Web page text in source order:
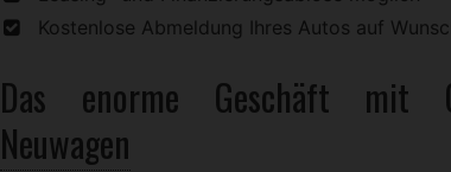
Kostenlose Abmeldung Ihres Autos auf
Das enorme Geschäft mit
Neuwagen